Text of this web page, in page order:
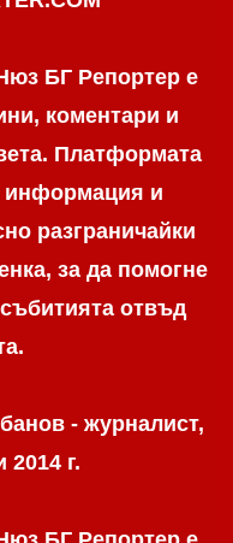
БГ Репортер е
коментари и
Платформата
информация и
разграничaйки
за да помогне
отвъд
- журналист,
2014 г.